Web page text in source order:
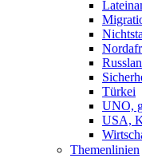
Türkei
UNO,
USA,
Themenlinien